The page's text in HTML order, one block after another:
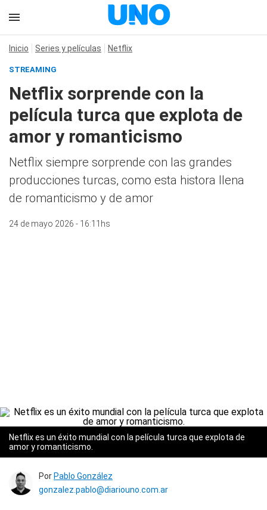
Inicio Series y películas Netflix
STREAMING
Netflix sorprende con la
película turca que explota de
amor y romanticismo
Netflix siempre sorprende con las grandes
producciones turcas, como esta histora llena
de romanticismo y de amor
24 de mayo 2026 - 16:11hs
Netflix es un éxito mundial con la película turca que explota de
amor y romanticismo.
Por Pablo González
gonzalez.pablo@diariouno.com.ar